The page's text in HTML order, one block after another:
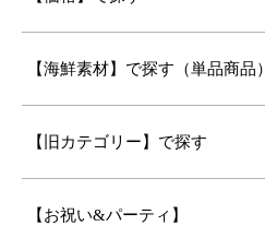
【海鮮素材】で探す（単品商品）
【旧カテゴリー】で探す
【お祝い&パーティ】